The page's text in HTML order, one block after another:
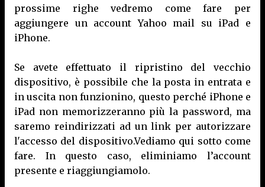
prossime righe vedremo come fare per
aggiungere un account Yahoo mail su iPad e
iPhone.
Se avete effettuato il ripristino del vecchio
dispositivo, è possibile che la posta in entrata e
in uscita non funzionino, questo perché iPhone e
iPad non memorizzeranno più la password, ma
saremo reindirizzati ad un link per autorizzare
l'accesso del dispositivo.Vediamo qui sotto come
fare. In questo caso, eliminiamo l’account
presente e riaggiungiamolo.